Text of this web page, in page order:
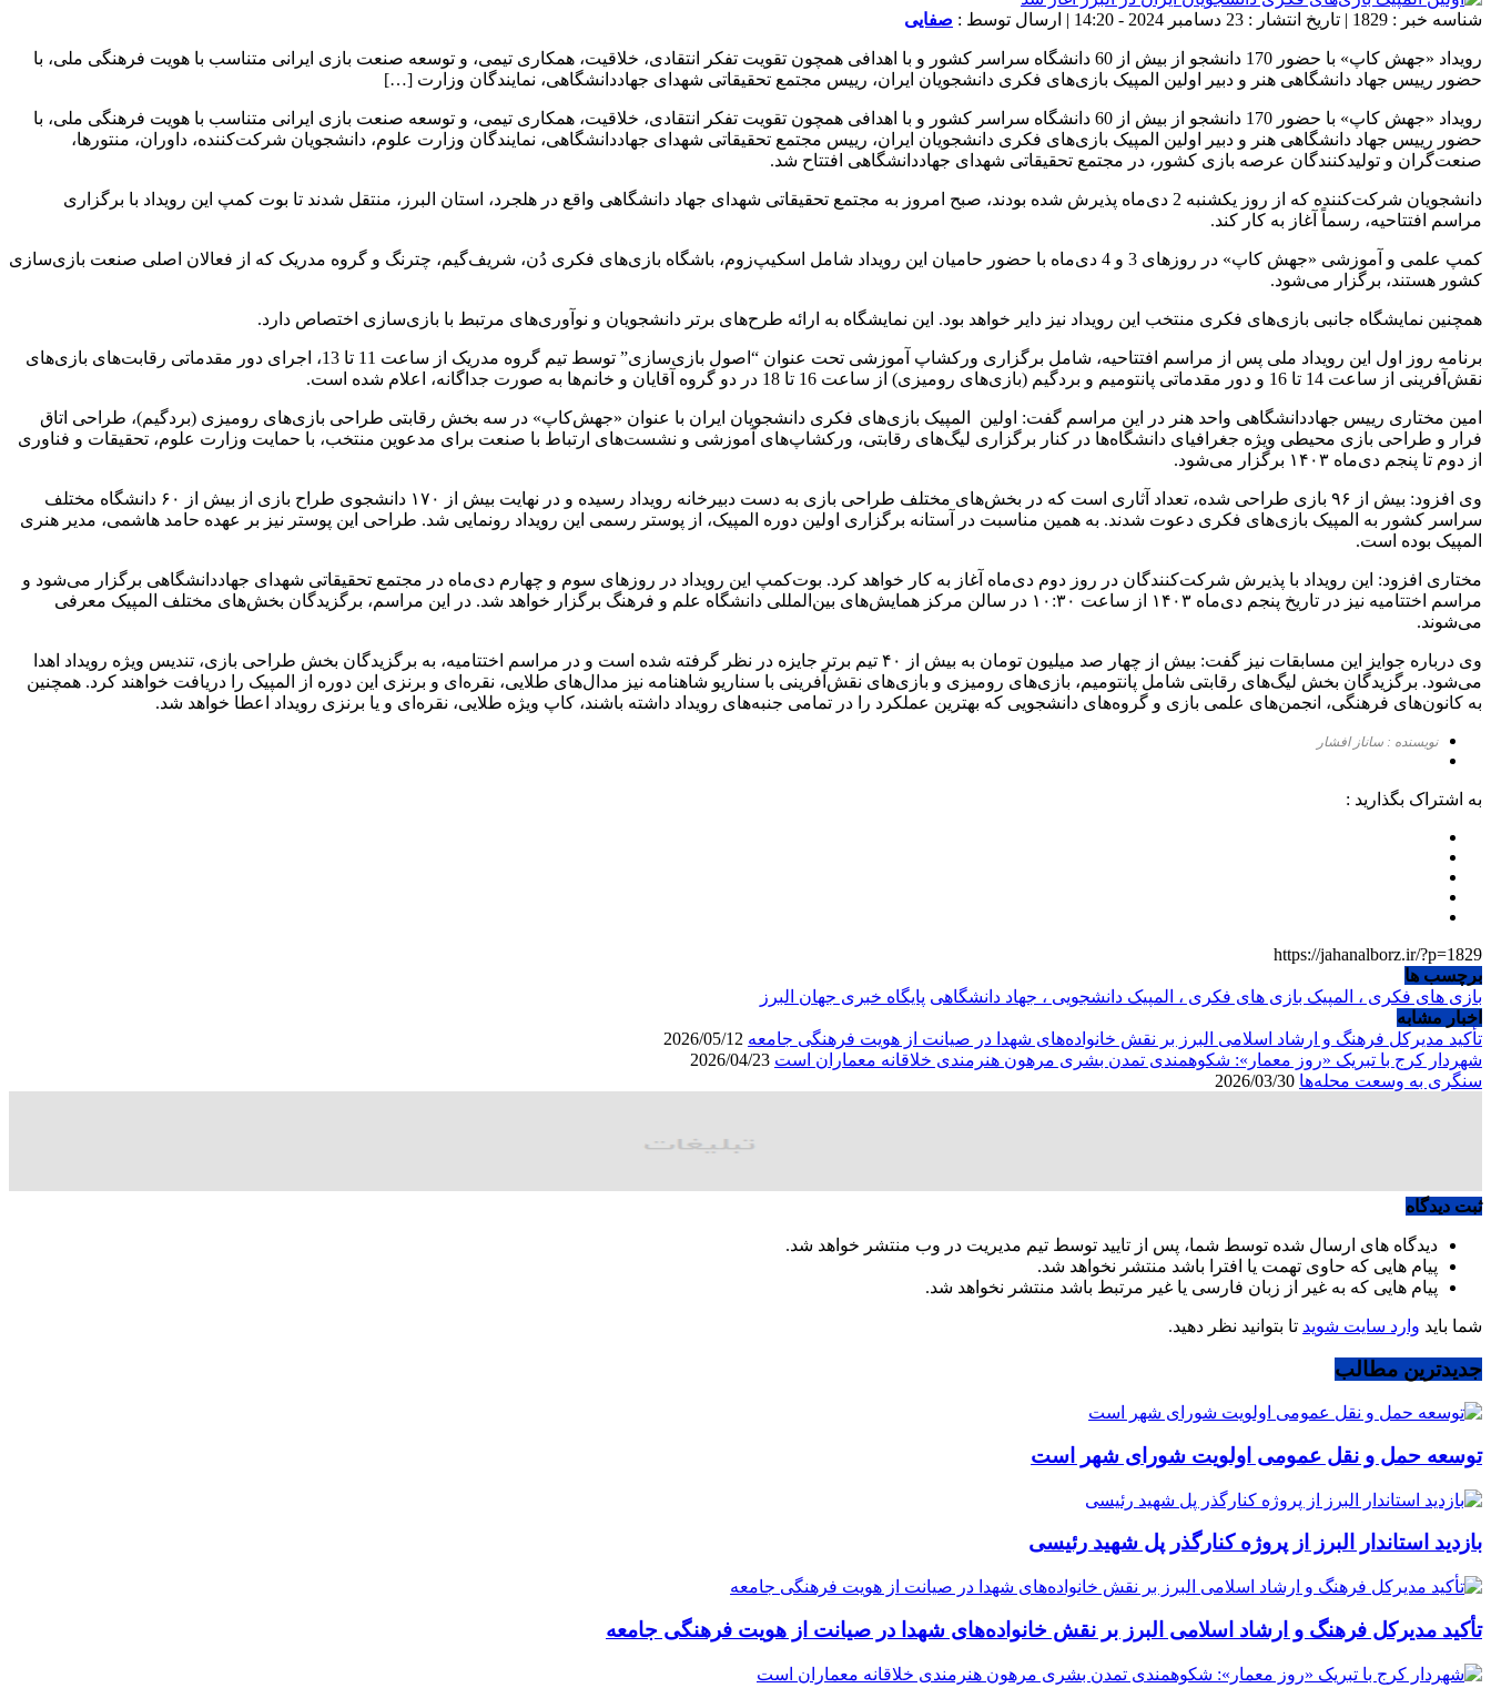
شناسه خبر : 1829 | تاریخ انتشار : 23 دسامبر 2024 - 14:20 | ارسال توسط : صفایی
رویداد «جهش کاپ» با حضور 170 دانشجو از بیش از 60 دانشگاه سراسر کشور و با اهدافی همچون تقویت تفکر انتقادی، خلاقیت، همکاری تیمی، و توسعه صنعت بازی ایرانی متناسب با هویت فرهنگی ملی، با
حضور رییس جهاد دانشگاهی هنر و دبیر اولین المپیک بازی‌های فکری دانشجویان ایران، رییس مجتمع تحقیقاتی شهدای جهاددانشگاهی، نمایندگان وزارت […]
رویداد «جهش کاپ» با حضور 170 دانشجو از بیش از 60 دانشگاه سراسر کشور و با اهدافی همچون تقویت تفکر انتقادی، خلاقیت، همکاری تیمی، و توسعه صنعت بازی ایرانی متناسب با هویت فرهنگی ملی، با
حضور رییس جهاد دانشگاهی هنر و دبیر اولین المپیک بازی‌های فکری دانشجویان ایران، رییس مجتمع تحقیقاتی شهدای جهاددانشگاهی، نمایندگان وزارت علوم، دانشجویان شرکت‌کننده، داوران، منتورها،
صنعت‌گران و تولیدکنندگان عرصه بازی کشور، در مجتمع تحقیقاتی شهدای جهاددانشگاهی افتتاح شد.
دانشجویان شرکت‌کننده که از روز یکشنبه 2 دی‌ماه پذیرش شده بودند، صبح امروز به مجتمع تحقیقاتی شهدای جهاد دانشگاهی واقع در هلجرد، استان البرز، منتقل شدند تا بوت کمپ این رویداد با برگزاری
مراسم افتتاحیه، رسماً آغاز به کار کند.
کمپ علمی و آموزشی «جهش کاپ» در روزهای 3 و 4 دی‌ماه با حضور حامیان این رویداد شامل اسکیپ‌زوم، باشگاه بازی‌های فکری دُن، شریف‌گیم، چترنگ و گروه مدریک که از فعالان اصلی صنعت بازی‌سازی
کشور هستند، برگزار می‌شود.
همچنین نمایشگاه جانبی بازی‌های فکری منتخب این رویداد نیز دایر خواهد بود. این نمایشگاه به ارائه طرح‌های برتر دانشجویان و نوآوری‌های مرتبط با بازی‌سازی اختصاص دارد.
برنامه روز اول این رویداد ملی پس از مراسم افتتاحیه، شامل برگزاری ورکشاپ آموزشی تحت عنوان “اصول بازی‌سازی” توسط تیم گروه مدریک از ساعت 11 تا 13، اجرای دور مقدماتی رقابت‌های بازی‌های
نقش‌آفرینی از ساعت 14 تا 16 و دور مقدماتی پانتومیم و بردگیم (بازی‌های رومیزی) از ساعت 16 تا 18 در دو گروه آقایان و خانم‌ها به صورت جداگانه، اعلام شده است.
امین مختاری رییس جهاددانشگاهی واحد هنر در این مراسم گفت: اولین المپیک بازی‌های فکری دانشجویان ایران با عنوان «جهش‌کاپ» در سه بخش رقابتی طراحی بازی‌های رومیزی (بردگیم)، طراحی اتاق
فرار و طراحی بازی محیطی ویژه جغرافیای دانشگاه‌ها در کنار برگزاری لیگ‌های رقابتی، ورکشاپ‌های آموزشی و نشست‌های ارتباط با صنعت برای مدعوین منتخب، با حمایت وزارت علوم، تحقیقات و فناوری
از دوم تا پنجم دی‌ماه ۱۴۰۳ برگزار می‌شود.
وی افزود: بیش از ۹۶ بازی طراحی شده، تعداد آثاری است که در بخش‌های مختلف طراحی بازی به دست دبیرخانه رویداد رسیده و در نهایت بیش از ۱۷۰ دانشجوی طراح بازی از بیش از ۶۰ دانشگاه مختلف
سراسر کشور به المپیک بازی‌های فکری دعوت شدند. به همین مناسبت در آستانه برگزاری اولین دوره المپیک، از پوستر رسمی این رویداد رونمایی شد. طراحی این پوستر نیز بر عهده حامد هاشمی، مدیر هنری
المپیک بوده است.
مختاری افزود: این رویداد با پذیرش شرکت‌کنندگان در روز دوم دی‌ماه آغاز به کار خواهد کرد. بوت‌کمپ این رویداد در روز‌های سوم و چهارم دی‌ماه در مجتمع تحقیقاتی شهدای جهاددانشگاهی برگزار می‌شود و
مراسم اختتامیه نیز در تاریخ پنجم دی‌ماه ۱۴۰۳ از ساعت ۱۰:۳۰ در سالن مرکز همایش‌های بین‌المللی دانشگاه علم و فرهنگ برگزار خواهد شد. در این مراسم، برگزیدگان بخش‌های مختلف المپیک معرفی
می‌شوند.
وی درباره جوایز این مسابقات نیز گفت: بیش از چهار صد میلیون تومان به بیش از ۴۰ تیم برتر جایزه در نظر گرفته شده است و در مراسم اختتامیه، به برگزیدگان بخش طراحی بازی، تندیس ویژه رویداد اهدا
می‌شود. برگزیدگان بخش لیگ‌های رقابتی شامل پانتومیم، بازی‌های رومیزی و بازی‌های نقش‌آفرینی با سناریو شاهنامه نیز مدال‌های طلایی، نقره‌ای و برنزی این دوره از المپیک را دریافت خواهند کرد. همچنین
به کانون‌های فرهنگی، انجمن‌های علمی بازی و گروه‌های دانشجویی که بهترین عملکرد را در تمامی جنبه‌های رویداد داشته باشند، کاپ ویژه طلایی، نقره‌ای و یا برنزی رویداد اعطا خواهد شد.
نویسنده : ساناز افشار
به اشتراک بگذارید :
https://jahanalborz.ir/?p=1829
برچسب ها
بازی های فکری ، المپیک بازی های فکری ، المپیک دانشجویی ، جهاد دانشگاهی پایگاه خبری جهان البرز
اخبار مشابه
تأکید مدیرکل فرهنگ و ارشاد اسلامی البرز بر نقش خانواده‌های شهدا در صیانت از هویت فرهنگی جامعه
شهردار کرج با تبریک «روز معمار»: شکوهمندی تمدن بشری مرهون هنرمندی خلاقانه معماران است
سنگری به وسعت محله‌ها
ثبت دیدگاه
دیدگاه های ارسال شده توسط شما، پس از تایید توسط تیم مدیریت در وب منتشر خواهد شد.
پیام هایی که حاوی تهمت یا افترا باشد منتشر نخواهد شد.
پیام هایی که به غیر از زبان فارسی یا غیر مرتبط باشد منتشر نخواهد شد.
شما باید وارد سایت شوید تا بتوانید نظر دهید.
جدیدترین مطالب
توسعه حمل و نقل عمومی اولویت شورای شهر است
بازدید استاندار البرز از پروژه کنارگذر پل شهید رئیسی
تأکید مدیرکل فرهنگ و ارشاد اسلامی البرز بر نقش خانواده‌های شهدا در صیانت از هویت فرهنگی جامعه